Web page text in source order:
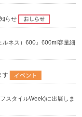
らせ
ルネス）600』600ml容量細
す
スタイルWeek)に出展しま